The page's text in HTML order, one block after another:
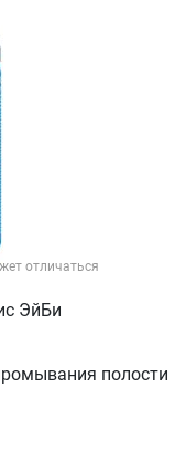
отличаться
ЭйБи
полости